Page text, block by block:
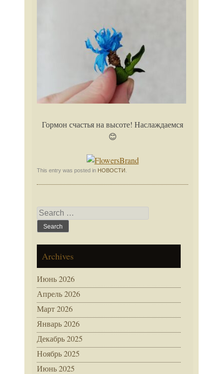
Гормон счастья на высоте! Наслаждаемся
😊
This entry was posted in НОВОСТИ
Search
for:
Archives
Июнь 2026
Апрель 2026
Март 2026
Январь 2026
Декабрь 2025
Ноябрь 2025
Июнь 2025